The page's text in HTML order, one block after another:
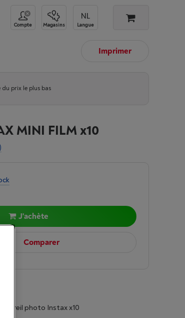
Compte Magasins Langue
Imprimer
du prix le plus bas
MINI FILM x10
J'achète
Comparer
photo Instax x10